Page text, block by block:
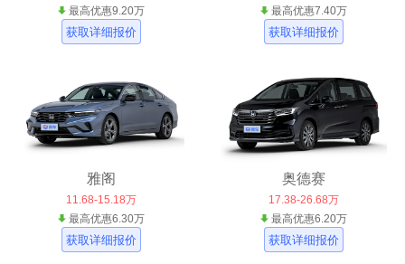
最高优惠9.20万
获取详细报价
最高优惠7.40万
获取详细报价
雅阁
11.68-15.18万
最高优惠6.30万
获取详细报价
奥德赛
17.38-26.68万
最高优惠6.20万
获取详细报价